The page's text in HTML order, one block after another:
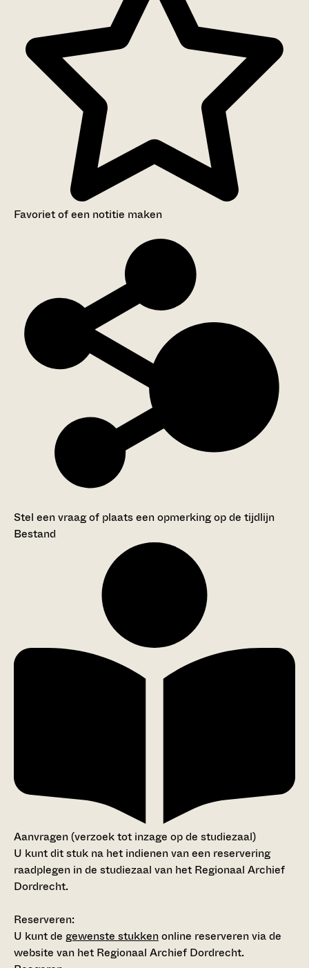
Favoriet of een notitie maken
Stel een vraag of plaats een opmerking op de tijdlijn
Bestand
Aanvragen (verzoek tot inzage op de studiezaal)
U kunt dit stuk na het indienen van een reservering
raadplegen in de studiezaal van het Regionaal Archief
Dordrecht.
Reserveren:
U kunt de gewenste stukkenonline reserveren via de
website van het Regionaal Archief Dordrecht.